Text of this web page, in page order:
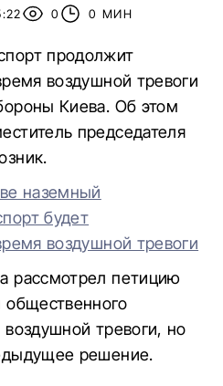
0 0 МИН
продолжит
воздушной тревоги
Киева. Об этом
председателя
наземный
будет
воздушной тревоги
рассмотрел петицию
общественного
тревоги, но
решение.